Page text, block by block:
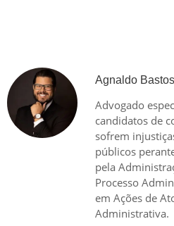
Agnaldo Bastos
Advogado
candidatos de
sofrem
públicos
pela
Processo
em Ações de
Administrativa.